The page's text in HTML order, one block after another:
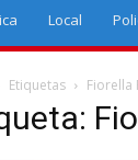
Local
Etiquetas Fiorella